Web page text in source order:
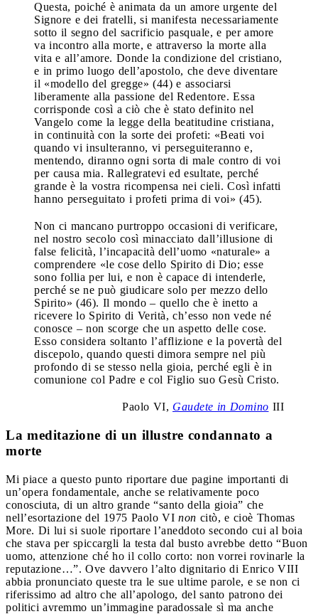
Questa, poiché è animata da un amore urgente del
Signore e dei fratelli, si manifesta necessariamente
sotto il segno del sacrificio pasquale, e per amore
va incontro alla morte, e attraverso la morte alla
vita e all’amore. Donde la condizione del cristiano,
e in primo luogo dell’apostolo, che deve diventare
il «modello del gregge» (44) e associarsi
liberamente alla passione del Redentore. Essa
corrisponde così a ciò che è stato definito nel
Vangelo come la legge della beatitudine cristiana,
in continuità con la sorte dei profeti: «Beati voi
quando vi insulteranno, vi perseguiteranno e,
mentendo, diranno ogni sorta di male contro di voi
per causa mia. Rallegratevi ed esultate, perché
grande è la vostra ricompensa nei cieli. Così infatti
hanno perseguitato i profeti prima di voi» (45).
Non ci mancano purtroppo occasioni di verificare,
nel nostro secolo così minacciato dall’illusione di
false felicità, l’incapacità dell’uomo «naturale» a
comprendere «le cose dello Spirito di Dio; esse
sono follia per lui, e non è capace di intenderle,
perché se ne può giudicare solo per mezzo dello
Spirito» (46). Il mondo – quello che è inetto a
ricevere lo Spirito di Verità, ch’esso non vede né
conosce – non scorge che un aspetto delle cose.
Esso considera soltanto l’afflizione e la povertà del
discepolo, quando questi dimora sempre nel più
profondo di se stesso nella gioia, perché egli è in
comunione col Padre e col Figlio suo Gesù Cristo.
Paolo VI, Gaudete in Domino III
La meditazione di un illustre condannato a
morte
Mi piace a questo punto riportare due pagine importanti di
un’opera fondamentale, anche se relativamente poco
conosciuta, di un altro grande “santo della gioia” che
nell’esortazione del 1975 Paolo VI non citò, e cioè Thomas
More. Di lui si suole riportare l’aneddoto secondo cui al boia
che stava per spiccargli la testa dal busto avrebbe detto “Buon
uomo, attenzione ché ho il collo corto: non vorrei rovinarle la
reputazione…”. Ove davvero l’alto dignitario di Enrico VIII
abbia pronunciato queste tra le sue ultime parole, e se non ci
riferissimo ad altro che all’apologo, del santo patrono dei
politici avremmo un’immagine paradossale sì ma anche